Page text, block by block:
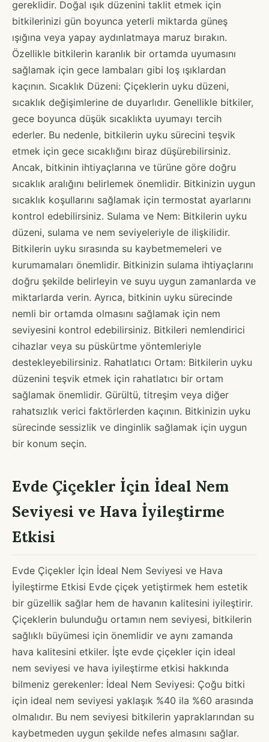
gereklidir. Doğal ışık düzenini taklit etmek için
bitkilerinizi gün boyunca yeterli miktarda güneş
ışığına veya yapay aydınlatmaya maruz bırakın.
Özellikle bitkilerin karanlık bir ortamda uyumasını
sağlamak için gece lambaları gibi loş ışıklardan
kaçının. Sıcaklık Düzeni: Çiçeklerin uyku düzeni,
sıcaklık değişimlerine de duyarlıdır. Genellikle bitkiler,
gece boyunca düşük sıcaklıkta uyumayı tercih
ederler. Bu nedenle, bitkilerin uyku sürecini teşvik
etmek için gece sıcaklığını biraz düşürebilirsiniz.
Ancak, bitkinin ihtiyaçlarına ve türüne göre doğru
sıcaklık aralığını belirlemek önemlidir. Bitkinizin uygun
sıcaklık koşullarını sağlamak için termostat ayarlarını
kontrol edebilirsiniz. Sulama ve Nem: Bitkilerin uyku
düzeni, sulama ve nem seviyeleriyle de ilişkilidir.
Bitkilerin uyku sırasında su kaybetmemeleri ve
kurumamaları önemlidir. Bitkinizin sulama ihtiyaçlarını
doğru şekilde belirleyin ve suyu uygun zamanlarda ve
miktarlarda verin. Ayrıca, bitkinin uyku sürecinde
nemli bir ortamda olmasını sağlamak için nem
seviyesini kontrol edebilirsiniz. Bitkileri nemlendirici
cihazlar veya su püskürtme yöntemleriyle
destekleyebilirsiniz. Rahatlatıcı Ortam: Bitkilerin uyku
düzenini teşvik etmek için rahatlatıcı bir ortam
sağlamak önemlidir. Gürültü, titreşim veya diğer
rahatsızlık verici faktörlerden kaçının. Bitkinizin uyku
sürecinde sessizlik ve dinginlik sağlamak için uygun
bir konum seçin.
Evde Çiçekler İçin İdeal Nem
Seviyesi ve Hava İyileştirme
Etkisi
Evde Çiçekler İçin İdeal Nem Seviyesi ve Hava
İyileştirme Etkisi Evde çiçek yetiştirmek hem estetik
bir güzellik sağlar hem de havanın kalitesini iyileştirir.
Çiçeklerin bulunduğu ortamın nem seviyesi, bitkilerin
sağlıklı büyümesi için önemlidir ve aynı zamanda
hava kalitesini etkiler. İşte evde çiçekler için ideal
nem seviyesi ve hava iyileştirme etkisi hakkında
bilmeniz gerekenler: İdeal Nem Seviyesi: Çoğu bitki
için ideal nem seviyesi yaklaşık %40 ila %60 arasında
olmalıdır. Bu nem seviyesi bitkilerin yapraklarından su
kaybetmeden uygun şekilde nefes almasını sağlar.